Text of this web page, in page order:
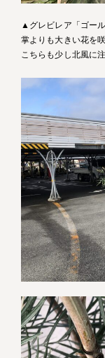
▲グレビレア「ゴー
掌よりも大きい花を
こちらも少し北風に注